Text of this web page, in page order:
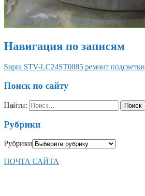
Навигация по записям
Supra STV-LC24ST0085 ремонт подсветки
Поиск по сайту
Найти:
Рубрики
Рубрики
ПОЧТА САЙТА